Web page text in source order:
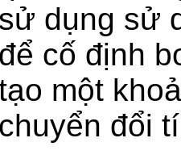
sử dụng sử
để cố định
một
chuyển đổi